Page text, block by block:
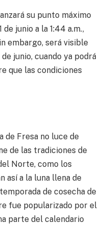
su punto máximo
junio a la 1:44 a.m.,
embargo, será visible
junio, cuando ya podrá
que las condiciones
de Fresa no luce de
de las tradiciones de
Norte, como los
así a la luna llena de
de cosecha de
fue popularizado por el
parte del calendario